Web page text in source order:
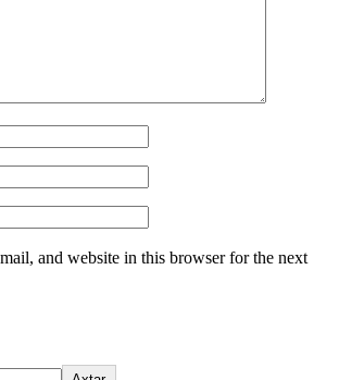
and website in this browser for the next